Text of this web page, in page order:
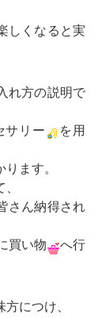
しくなると実
れ方の説明で
サリー
を用
ます。
さん納得され
買い物
へ行
につけ、